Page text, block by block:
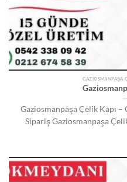
GAZIOSMANPAŞA
Gaziosmanpaşa Çelik Kapı
Sipariş Gaziosmanpaşa